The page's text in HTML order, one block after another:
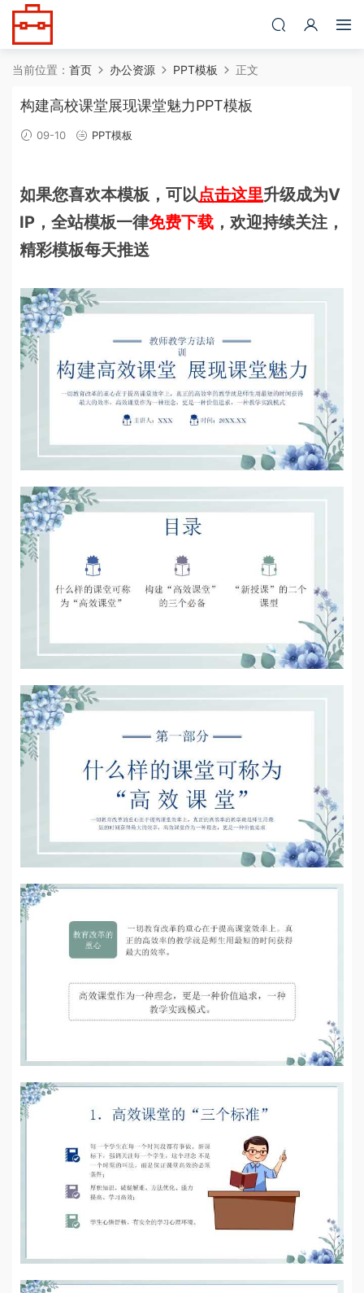
当前位置： 首页 办公资源 PPT模板 正文
构建高校课堂展现课堂魅力PPT模板
09-10 PPT模板
如果您喜欢本模板，可以点击这里升级成为V
IP，全站模板一律免费下载 ，欢迎持续关注，
精彩模板每天推送